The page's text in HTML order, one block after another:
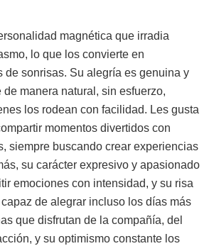
magnética que irradia
lo que los convierte en
de sonrisas. Su alegría es genuina y
manera natural, sin esfuerzo,
los rodean con facilidad. Les gusta
momentos divertidos con
siempre buscando crear experiencias
su carácter expresivo y apasionado
emociones con intensidad, y su risa
de alegrar incluso los días más
que disfrutan de la compañía, del
y su optimismo constante los